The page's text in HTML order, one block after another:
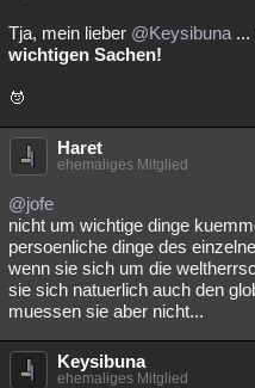
Tja, mein lieber @Keysibuna
wichtigen Sachen!
Haret
ehemaliges Mitglied
@jofe
nicht um wichtige dinge
persoenliche dinge des
wenn sie sich um die
sie sich natuerlich auch den
muessen sie aber nicht...
Keysibuna
ehemaliges Mitglied